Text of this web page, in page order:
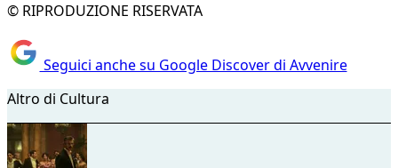
© RIPRODUZIONE RISERVATA
Seguici anche su Google Discover di Avvenire
Altro di Cultura